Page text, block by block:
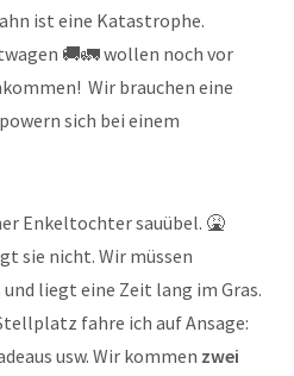
ist eine Katastrophe.
🚚🚛 wollen noch vor
Wir brauchen eine
sich bei einem
Enkeltochter sauübel. 🤮
sie nicht. Wir müssen
liegt eine Zeit lang im Gras.
fahre ich auf Ansage:
usw. Wir kommen zwei